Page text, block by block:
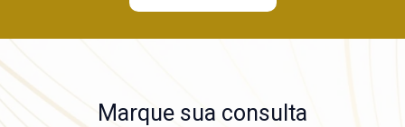
Marque sua consulta